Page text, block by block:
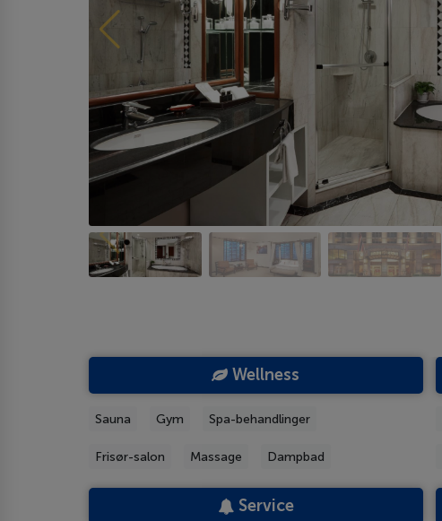
Wellness
Sauna Gym Spa-behandlinger
Frisør-salon Massage Dampbad
Service